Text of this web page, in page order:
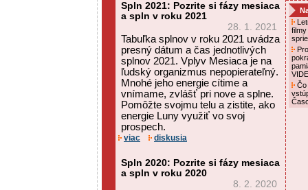
Spln 2021: Pozrite si fázy mesiaca
a spln v roku 2021
28. 1. 2021
Tabuľka splnov v roku 2021 uvádza
presný dátum a čas jednotlivých
splnov 2021. Vplyv Mesiaca je na
ľudský organizmus nepopierateľný.
Mnohé jeho energie cítime a
vnímame, zvlášť pri nove a splne.
Pomôžte svojmu telu a zistite, ako
energie Luny využiť vo svoj
prospech.
viac diskusia
Spln 2020: Pozrite si fázy mesiaca
a spln v roku 2020
8. 2. 2020
Čo